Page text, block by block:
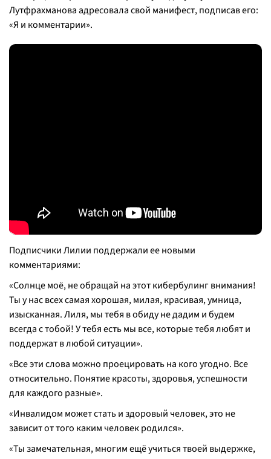
Лутфрахманова адресовала свой манифест, подписав его:
«Я и комментарии».
Подписчики Лилии поддержали ее новыми
комментариями:
«Солнце моё, не обращай на этот кибербулинг внимания!
Ты у нас всех самая хорошая, милая, красивая, умница,
изысканная. Лиля, мы тебя в обиду не дадим и будем
всегда с тобой! У тебя есть мы все, которые тебя любят и
поддержат в любой ситуации».
«Все эти слова можно проецировать на кого угодно. Все
относительно. Понятие красоты, здоровья, успешности
для каждого разные».
«Инвалидом может стать и здоровый человек, это не
зависит от того каким человек родился».
«Ты замечательная, многим ещё учиться твоей выдержке,